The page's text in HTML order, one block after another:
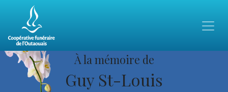
À la mémoire de
Guy St-Louis